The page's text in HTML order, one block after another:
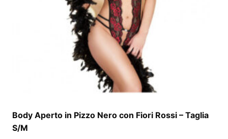
Body Aperto in Pizzo Nero con Fiori Rossi – Taglia
S/M